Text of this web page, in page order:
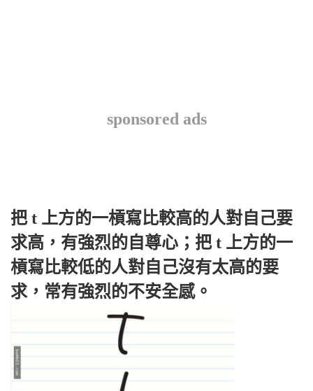
sponsored ads
把 t 上方的一槓寫比較高的人對自己要
求高，有強烈的自尊心；把 t 上方的一
槓寫比較低的人對自己沒有太高的要
求，常有強烈的不安全感。